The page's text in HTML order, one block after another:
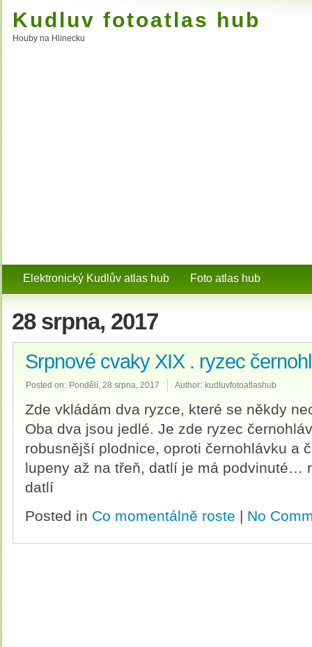
Kudluv fotoatlas hub
Houby na Hlinecku
Elektronický Kudlův atlas hub Foto atlas hub
28 srpna, 2017
Srpnové cvaky XIX . ryzec
Posted on: Pondělí, 28 srpna, 2017 Author: kudluvfotoatlashub
Zde vkládám dva ryzce, které se někdy
Oba dva jsou jedlé. Je zde ryzec
robusnější plodnice, oproti černohlávku a
lupeny až na třeň, datlí je má podvinuté…
datlí
Posted in Co momentálně roste | No